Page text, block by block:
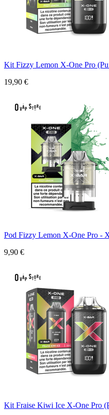
Kit Fizzy Lemon X-One Pro
19,90 €
Pod Fizzy Lemon X-One Pro -
9,90 €
Kit Fraise Kiwi Ice X-One Pro